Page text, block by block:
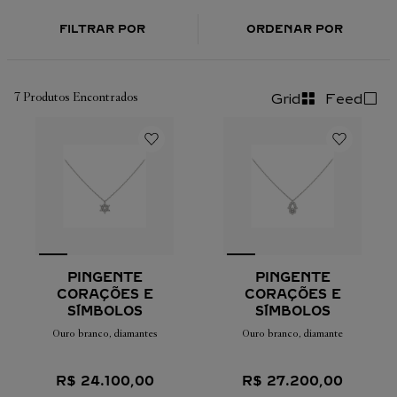
FILTRAR POR ORDENAR POR
7 Produtos Encontrados Grid Feed
PINGENTE
CORAÇÕES E
SÍMBOLOS
Ouro branco, diamantes
R$ 24.100,00
PINGENTE
CORAÇÕES E
SÍMBOLOS
Ouro branco, diamante
R$ 27.200,00